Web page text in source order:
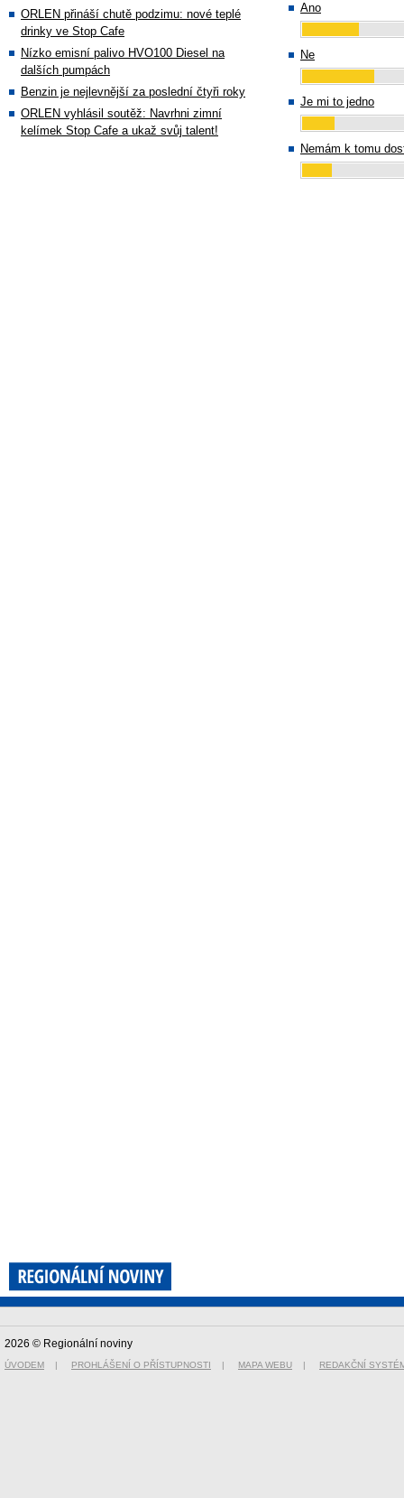
ORLEN přináší chutě podzimu: nové teplé
drinky ve Stop Cafe
Nízko emisní palivo HVO100 Diesel na
dalších pumpách
Benzin je nejlevnější za poslední čtyři roky
ORLEN vyhlásil soutěž: Navrhni zimní
kelímek Stop Cafe a ukaž svůj talent!
Ano
Ne
Je mi to jedno
Nemám k tomu
2026 © Regionální noviny
ÚVODEM | PROHLÁŠENÍ O PŘÍSTUPNOSTI | MAPA WEBU | REDAKČNÍ